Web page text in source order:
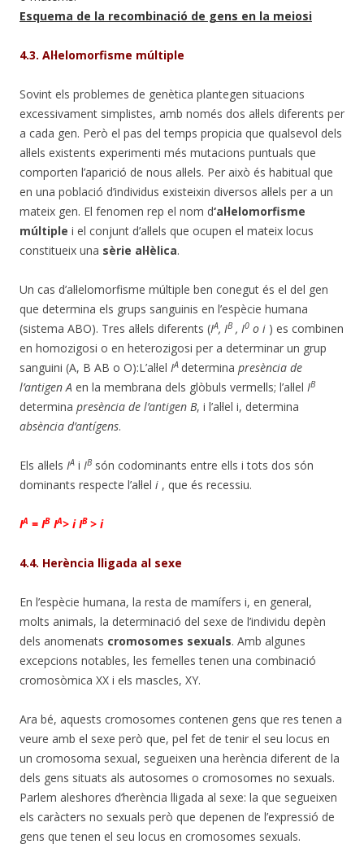
Esquema de la recombinació de gens en la meiosi
4.3. Al·lelomorfisme múltiple
Sovint els problemes de genètica plantegen situacions
excessivament simplistes, amb només dos al·lels diferents per
a cada gen. Però el pas del temps propicia que qualsevol dels
al·lels existents experimenti més mutacions puntuals que
comporten l’aparició de nous al·lels. Per això és habitual que
en una població d’individus existeixin diversos al·lels per a un
mateix gen. El fenomen rep el nom d‘al·lelomorfisme
múltiple i el conjunt d’al·lels que ocupen el mateix locus
constitueix una sèrie al·lèlica.
Un cas d’al·lelomorfisme múltiple ben conegut és el del gen
que determina els grups sanguinis en l’espècie humana
(sistema ABO). Tres al·lels diferents (IA, IB, I0 o i ) es combinen
en homozigosi o en heterozigosi per a determinar un grup
sanguini (A, B AB o O):L’al·lel IA determina presència de
l’antigen A en la membrana dels glòbuls vermells; l’al·lel IB
determina presència de l’antigen B, i l’al·lel i, determina
absència d’antígens.
Els al·lels IA i IB són codominants entre ells i tots dos són
dominants respecte l’al·lel i , que és recessiu.
IA = IB IA> i IB > i
4.4. Herència lligada al sexe
En l’espècie humana, la resta de mamífers i, en general,
molts animals, la determinació del sexe de l’individu depèn
dels anomenats cromosomes sexuals. Amb algunes
excepcions notables, les femelles tenen una combinació
cromosòmica XX i els mascles, XY.
Ara bé, aquests cromosomes contenen gens que res tenen a
veure amb el sexe però que, pel fet de tenir el seu locus en
un cromosoma sexual, segueixen una herència diferent de la
dels gens situats als autosomes o cromosomes no sexuals.
Parlem aleshores d’herència lligada al sexe: la que segueixen
els caràcters no sexuals però que depenen de l’expressió de
gens que tenen el seu locus en cromosomes sexuals.